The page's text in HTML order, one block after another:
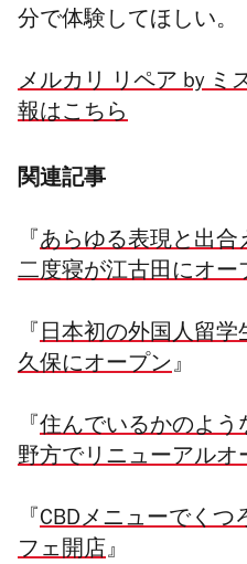
分で体験してほしい。
メルカリ リペア by ミ
報はこちら
関連記事
『 あらゆる表現と出合
二度寝が江古田にオー
『 日本初の外国人留学
久保にオープン』
『 住んでいるかのよう
野方でリニューアルオ
『 CBDメニューでくつ
フェ開店』